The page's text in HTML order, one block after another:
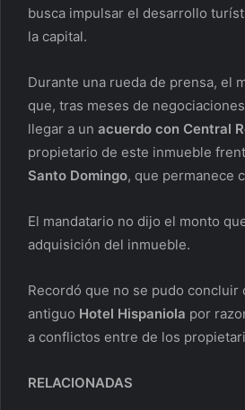
busca impulsar el desarrollo
la capital.
Durante una rueda de prensa, el
que, tras meses de
llegar a un acuerdo con Central
propietario de este inmueble
Santo Domingo, que permanece
El mandatario no dijo el monto
adquisición del inmueble.
Recordó que no se pudo concluir
antiguo Hotel Hispaniola por
a conflictos entre de los
RELACIONADAS